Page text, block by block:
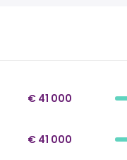
€ 41 000
€ 41 000